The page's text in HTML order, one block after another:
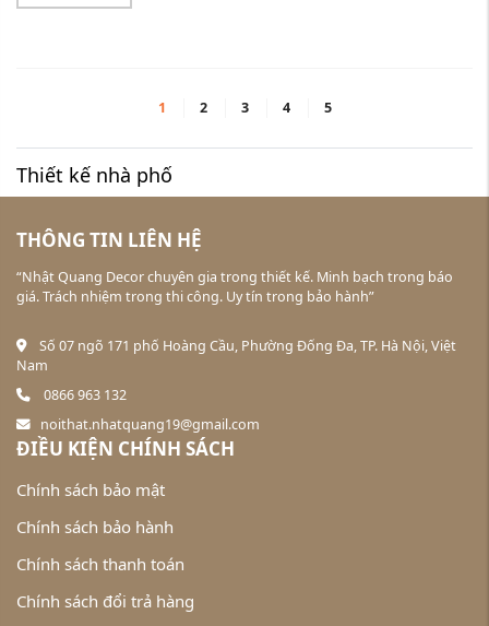
1 2 3 4 5
Thiết kế nhà phố
THÔNG TIN LIÊN HỆ
“Nhật Quang Decor chuyên gia trong thiết kế. Minh bạch trong báo
giá. Trách nhiệm trong thi công. Uy tín trong bảo hành”
Số 07 ngõ 171 phố Hoàng Cầu, Phường Đống Đa, TP. Hà Nội, Việt
Nam
0866 963 132
noithat.nhatquang19@gmail.com
ĐIỀU KIỆN CHÍNH SÁCH
Chính sách bảo mật
Chính sách bảo hành
Chính sách thanh toán
Chính sách đổi trả hàng